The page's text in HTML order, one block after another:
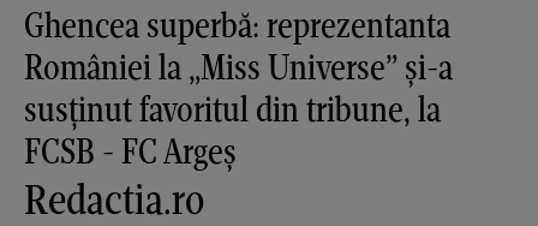
Ghencea superbă: reprezentanta
României la „Miss Universe” și-a
susținut favoritul din tribune, la
FCSB - FC Argeș
Redactia.ro